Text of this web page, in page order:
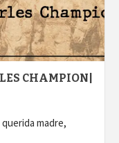
CHAMPION|
madre,